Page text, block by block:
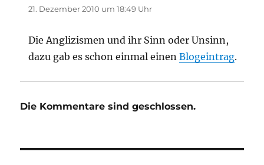
21. Dezember 2010 um 18:49 Uhr
Die Anglizismen und ihr Sinn oder Unsinn,
dazu gab es schon einmal einenBlogeintrag.
Die Kommentare sind geschlossen.